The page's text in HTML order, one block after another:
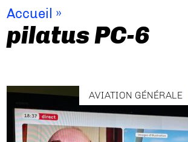
Accueil »
pilatus PC-6
AVIATION GÉNÉRALE